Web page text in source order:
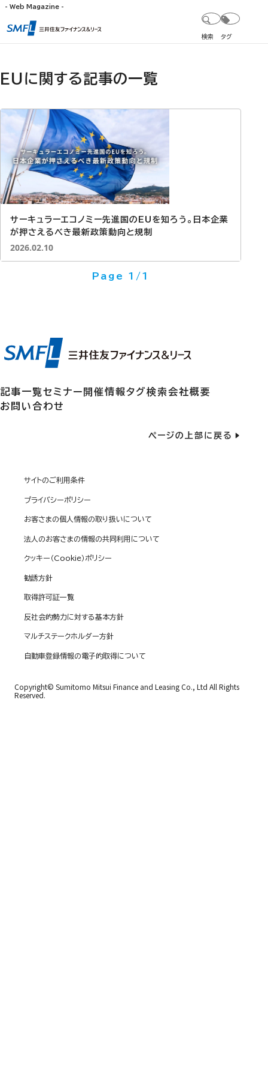
- Web Magazine -
検索 タグ
EUに関する記事の一覧
サーキュラーエコノミー先進国のEUを知ろう。日本企業
が押さえるべき最新政策動向と規制
投稿日：
2026.02.10
現在のページ: 1ページ中1ページ目
Page 1/1
記事一覧セミナー開催情報タグ検索会社概要
お問い合わせ
ページの上部に戻る
サイトのご利用条件
プライバシーポリシー
お客さまの個人情報の取り扱いについて
法人のお客さまの情報の共同利用について
クッキー（Cookie）ポリシー
勧誘方針
取得許可証一覧
反社会的勢力に対する基本方針
マルチステークホルダー方針
自動車登録情報の電子的取得について
Copyright© Sumitomo Mitsui Finance and Leasing Co., Ltd All Rights
Reserved.